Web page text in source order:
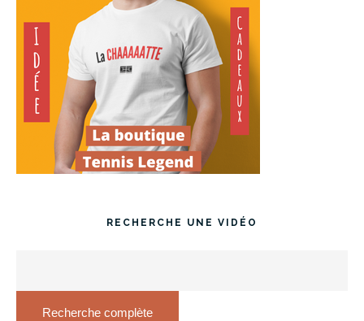
RECHERCHE UNE VIDÉO
Recherche complète